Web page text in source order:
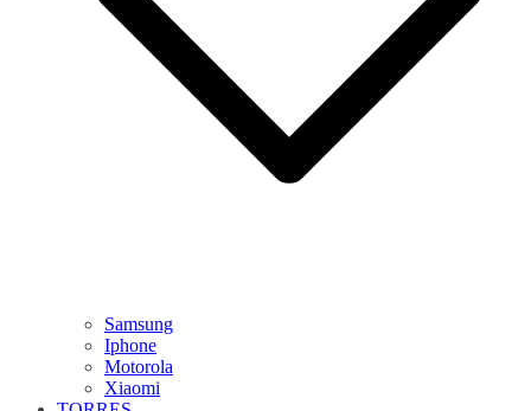
Samsung
Iphone
Motorola
Xiaomi